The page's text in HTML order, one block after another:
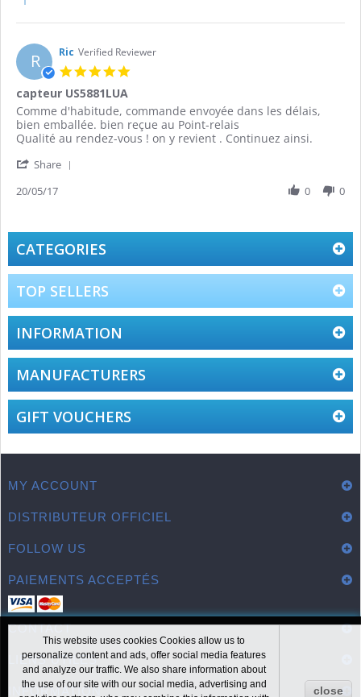
R Ric Verified Reviewer
capteur US5881LUA
Review
by
Ric
20
2017
review
stating
capteur
Comme d'habitude, commande envoyée dans les délais,
bien emballée. bien reçue au Point-relais
Qualité au rendez-vous ! on y revient . Continuez ainsi.
Share
on
20
May
2017
20/05/17 0 0
CATEGORIES
TOP SELLERS
INFORMATION
MANUFACTURERS
GIFT VOUCHERS
MY ACCOUNT
DISTRIBUTEUR OFFICIEL
FOLLOW US
PAIEMENTS ACCEPTÉS
CONTACT
This website uses cookies Cookies allow us to
personalize content and ads, offer social media features
and analyze our traffic. We also share information about
the use of our site with our social media, advertising and
close
LIENS UTILES
INFORMATION